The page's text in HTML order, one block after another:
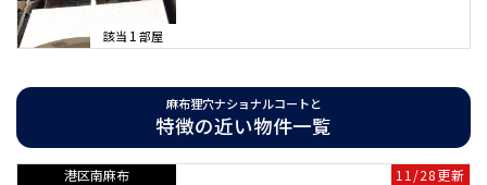
麻布狸穴ナショナルコートは1975年3月築の総戸数38戸の分譲賃貸マ
ンションです。
港区で長い間営業し、港区とともに成長してきたユウキホームが自信
をもってご紹介できる物件です。
最も近い東京メトロ南北線麻布十番駅からは徒歩6分の好立地です。さ
該当1部屋
麻布狸穴ナショナルコートと
特徴の近い物件一覧
港区南麻布 11/28更新